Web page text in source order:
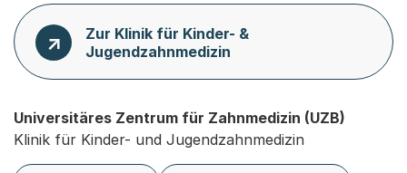
Zur Klinik für Kinder- &
Jugendzahnmedizin
Universitäres Zentrum für Zahnmedizin (UZB)
Klinik für Kinder- und Jugendzahnmedizin